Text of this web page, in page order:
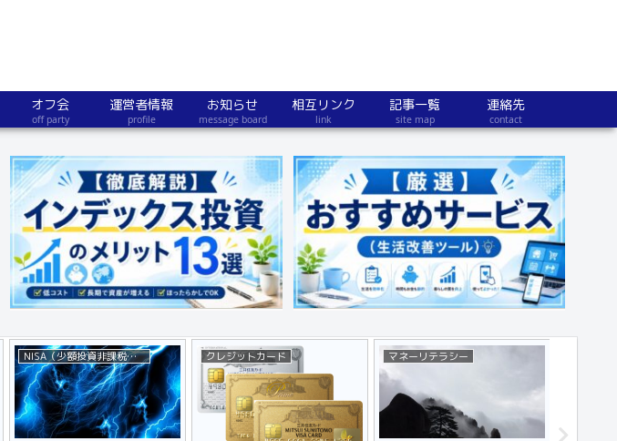
オフ会
off party
運営者情報
profile
お知らせ
message board
相互リンク
link
記事一覧
site map
連絡先
contact
NISA（少額投資非課税制度） クレジットカード マネーリテラシー